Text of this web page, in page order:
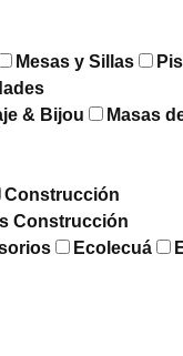
Mesas y Sillas
& Bijou Masas
Construcción
Construcción
Ecolecuá